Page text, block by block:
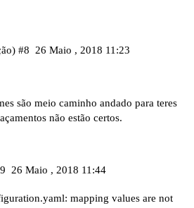
26 Maio , 2018 11:23
#8
são meio caminho andado para teres
não estão certos.
26 Maio , 2018 11:44
mapping values are not